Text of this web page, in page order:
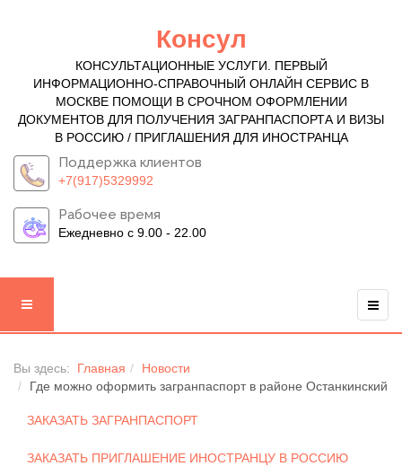
Консул
КОНСУЛЬТАЦИОННЫЕ УСЛУГИ. ПЕРВЫЙ
ИНФОРМАЦИОННО-СПРАВОЧНЫЙ ОНЛАЙН СЕРВИС В
МОСКВЕ ПОМОЩИ В СРОЧНОМ ОФОРМЛЕНИИ
ДОКУМЕНТОВ ДЛЯ ПОЛУЧЕНИЯ ЗАГРАНПАСПОРТА И ВИЗЫ
В РОССИЮ / ПРИГЛАШЕНИЯ ДЛЯ ИНОСТРАНЦА
Поддержка клиентов
+7(917)5329992
Рабочее время
Ежедневно с 9.00 - 22.00
Вы здесь: Главная
Новости
Где можно оформить загранпаспорт в районе Останкинский
ЗАКАЗАТЬ ЗАГРАНПАСПОРТ
ЗАКАЗАТЬ ПРИГЛАШЕНИЕ ИНОСТРАНЦУ В РОССИЮ